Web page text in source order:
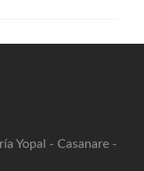
Yopal - Casanare -